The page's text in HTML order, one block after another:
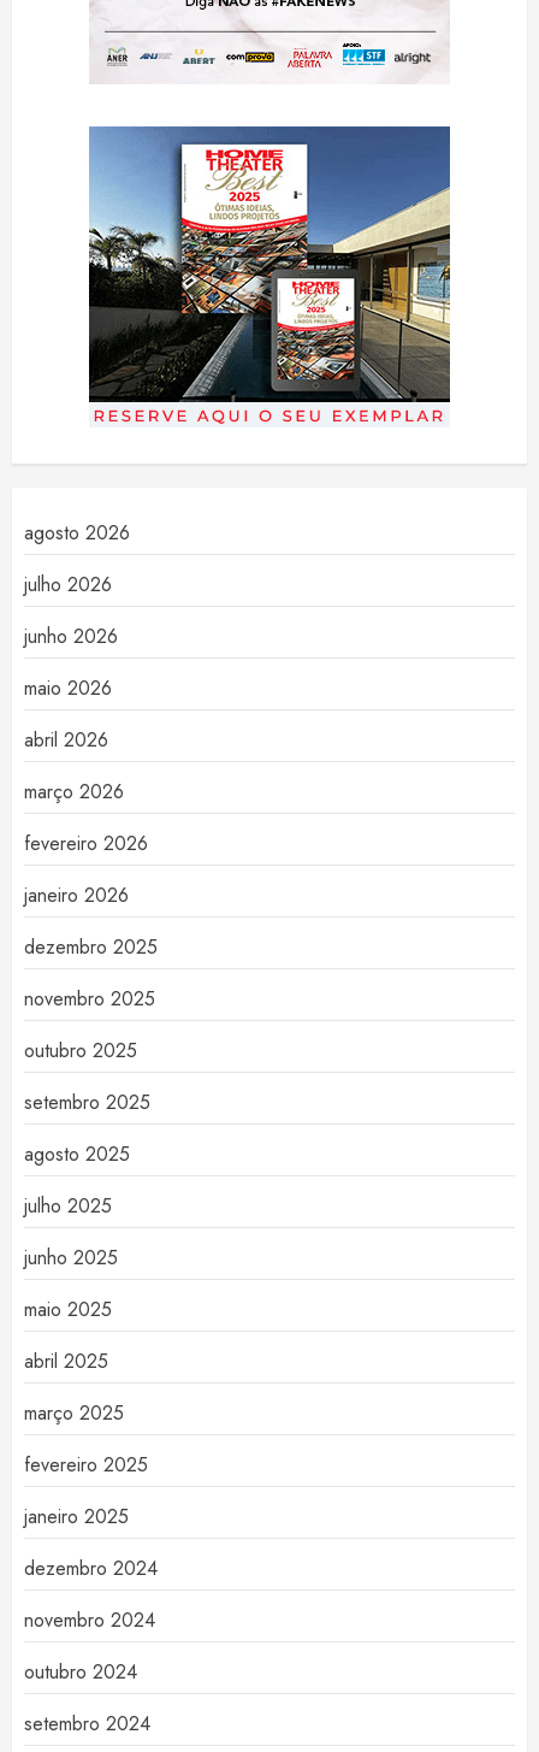
agosto 2026
julho 2026
junho 2026
maio 2026
abril 2026
março 2026
fevereiro 2026
janeiro 2026
dezembro 2025
novembro 2025
outubro 2025
setembro 2025
agosto 2025
julho 2025
junho 2025
maio 2025
abril 2025
março 2025
fevereiro 2025
janeiro 2025
dezembro 2024
novembro 2024
outubro 2024
setembro 2024